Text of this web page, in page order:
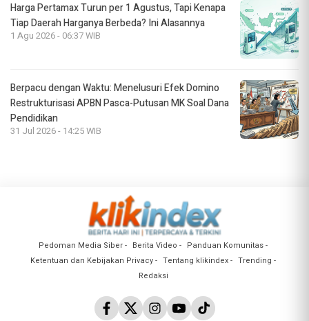
Harga Pertamax Turun per 1 Agustus, Tapi Kenapa
Tiap Daerah Harganya Berbeda? Ini Alasannya
1 Agu 2026 - 06:37 WIB
Berpacu dengan Waktu: Menelusuri Efek Domino
Restrukturisasi APBN Pasca-Putusan MK Soal Dana
Pendidikan
31 Jul 2026 - 14:25 WIB
Pedoman Media Siber Berita Video
Panduan Komunitas
Ketentuan dan Kebijakan Privacy
Tentang klikindex
Trending
Redaksi